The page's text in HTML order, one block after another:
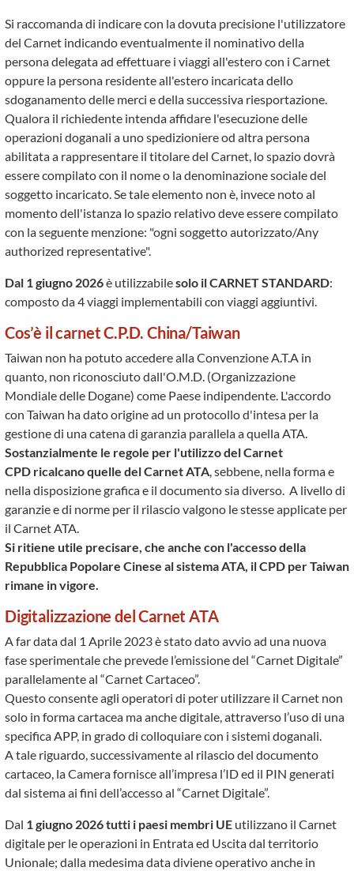
Si raccomanda di indicare con la dovuta precisione l'utilizzatore
del Carnet indicando eventualmente il nominativo della
persona delegata ad effettuare i viaggi all'estero con i Carnet
oppure la persona residente all'estero incaricata dello
sdoganamento delle merci e della successiva riesportazione.
Qualora il richiedente intenda affidare l'esecuzione delle
operazioni doganali a uno spedizioniere od altra persona
abilitata a rappresentare il titolare del Carnet, lo spazio dovrà
essere compilato con il nome o la denominazione sociale del
soggetto incaricato. Se tale elemento non è, invece noto al
momento dell'istanza lo spazio relativo deve essere compilato
con la seguente menzione: "ogni soggetto autorizzato/Any
authorized representative".
Dal 1 giugno 2026è utilizzabilesolo il CARNET STANDARD:
composto da 4 viaggi implementabili con viaggi aggiuntivi.
Cos’è il carnet C.P.D. China/Taiwan
Taiwan non ha potuto accedere alla Convenzione A.T.A in
quanto, non riconosciuto dall'O.M.D. (Organizzazione
Mondiale delle Dogane) come Paese indipendente. L'accordo
con Taiwan ha dato origine ad un protocollo d'intesa per la
gestione di una catena di garanzia parallela a quella ATA.
Sostanzialmente le regole per l'utilizzo del Carnet
CPD ricalcano quelle del Carnet ATA, sebbene, nella forma e
nella disposizione grafica e il documento sia diverso. A livello di
garanzie e di norme per il rilascio valgono le stesse applicate per
il Carnet ATA.
Si ritiene utile precisare, che anche con l'accesso della
Repubblica Popolare Cinese al sistema ATA, il CPD per Taiwan
rimane in vigore.
Digitalizzazione del Carnet ATA
A far data dal 1 Aprile 2023 è stato dato avvio ad una nuova
fase sperimentale che prevede l’emissione del “Carnet Digitale”
parallelamente al “Carnet Cartaceo”.
Questo consente agli operatori di poter utilizzare il Carnet non
solo in forma cartacea ma anche digitale, attraverso l’uso di una
specifica APP, in grado di colloquiare con i sistemi doganali.
A tale riguardo, successivamente al rilascio del documento
cartaceo, la Camera fornisce all’impresa l’ID ed il PIN generati
dal sistema ai fini dell’accesso al “Carnet Digitale”.
Dal 1 giugno 2026tutti i paesi membri UE utilizzano il Carnet
digitale per le operazioni in Entrata ed Uscita dal territorio
Unionale; dalla medesima data diviene operativo anche in